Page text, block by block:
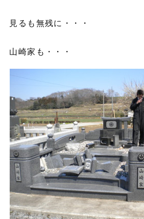
見るも無残に・・・
山崎家も・・・